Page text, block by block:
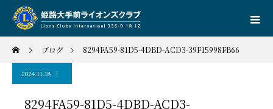
ブログ 8294FA59-81D5-4DBD-ACD3-39F15998FB66
2024.11.18
8294FA59-81D5-4DBD-ACD3-